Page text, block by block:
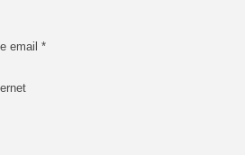
[GK] Ubisoft : fin de partie
[GK] Mémoire cash -
[GK] Dan Houser (GTA)
[GK] Comment EA Sports
[GK] Crimson Moon : un
[GK] Isle of Reveries : le
[GK] Moonlighter 2 : The
[GK] Capcom relance
email *